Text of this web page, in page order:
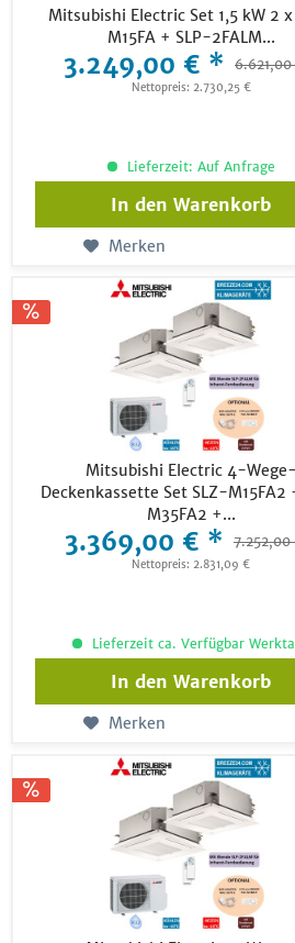
Mitsubishi Electric Set 1,5 kW 2
M15FA + SLP-2FALM...
3.249,00 € *
Nettopreis: 2.730,25 €
Lieferzeit: Auf Anfrage
In den Warenkorb
Merken
Mitsubishi Electric 4-Wege-
Deckenkassette Set SLZ-M15FA2
M35FA2 +...
3.369,00 € *
Nettopreis: 2.831,09 €
Lieferzeit ca. Verfügbar
In den Warenkorb
Merken